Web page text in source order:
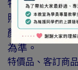
特價商品，會員
照片因拍攝光
顏色與網路呈
為準。
特價品、客訂商